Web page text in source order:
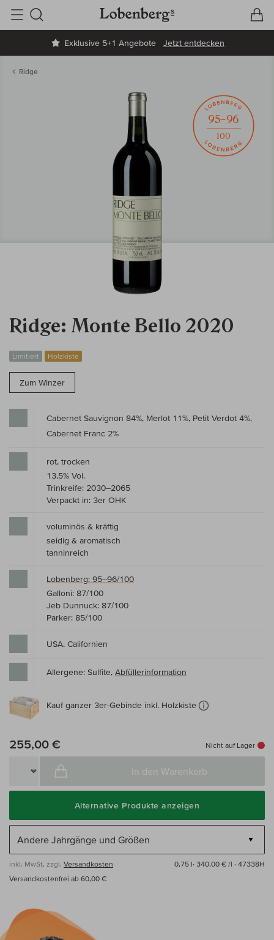
Exklusive 5+1 Angebote Jetzt entdecken
Suche
Ridge
Ridge: Monte Bello 2020
Limitiert Holzkiste
Zum Winzer
95–96
100
Cabernet Sauvignon 84%, Merlot 11%, Petit Verdot 4%,
Cabernet Franc 2%
rot, trocken
13,5% Vol.
Trinkreife: 2030–2065
Verpackt in: 3er OHK
voluminös & kräftig
seidig & aromatisch
tanninreich
Lobenberg: 95–96/100
Galloni: 87/100
Jeb Dunnuck: 87/100
Parker: 85/100
USA, Californien
Allergene: Sulfite, Abfüllerinformation
Kauf ganzer 3er-Gebinde inkl. Holzkiste
255,00 € Nicht auf Lager
In den Warenkorb
Alternative Produkte anzeigen
inkl. MwSt, zzgl. Versandkosten 0,75 l· 340,00 € /l · 47338H
Versandkostenfrei ab 60,00 €